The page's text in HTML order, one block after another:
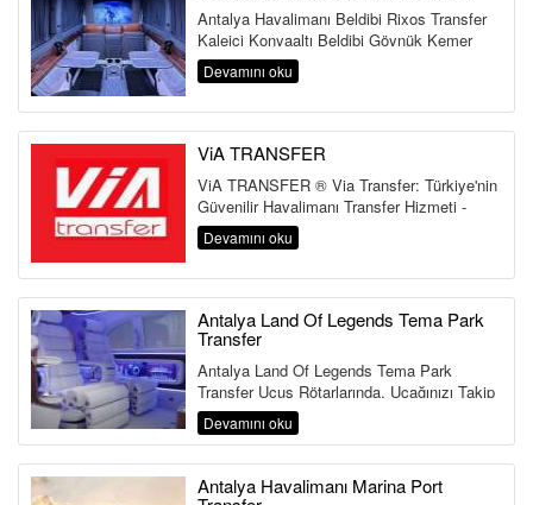
Antalya Havalimanı Beldibi Rixos Transfer
Kaleiçi Konyaaltı Beldibi Göynük Kemer
Çamyuva Kiriş ...
Devamını oku
ViA TRANSFER
ViA TRANSFER ® Via Transfer: Türkiye'nin
Güvenilir Havalimanı Transfer Hizmeti -
TÜRSAB ...
Devamını oku
Antalya Land Of Legends Tema Park
Transfer
Antalya Land Of Legends Tema Park
Transfer Uçuş Rötarlarında, Uçağınızı Takip
ediyoruz Ve Sizi Hava...
Devamını oku
Antalya Havalimanı Marina Port